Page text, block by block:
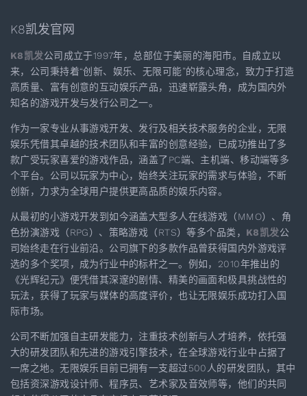
K8凯发官网
K8凯发公司成立于1997年，总部位于美丽的海阳市。自成立以
来，公司秉持着“创新、娱乐、无限可能”的核心理念，致力于打造
高质量、富有创意的互动娱乐产品，迅速崭露头角，成为国内外
知名的游戏开发与发行公司之一。
作为一家专业从事游戏开发、发行及相关技术服务的企业，无限
娱乐凭借其卓越的技术团队和丰富的创意经验，已成功推出了多
款广受玩家喜爱的游戏作品，涵盖了PC端、主机端、移动端等多
个平台。公司以玩家为中心，始终关注玩家的需求与体验，不断
创新，力求为全球用户提供更高品质的娱乐内容。
从最初的小游戏开发到如今涵盖大型多人在线游戏（MMO）、角
色扮演游戏（RPG）、策略游戏（RTS）等多个品类， K8凯发公
司始终走在行业前沿。公司旗下的多款作品曾获得国内外游戏评
选的多个奖项，成为行业中的标杆之一。例如，2010年推出的
《光辉纪元》便凭借其深邃的剧情、精美的画面和极具挑战性的
玩法，获得了玩家与媒体的高度评价，也让无限娱乐成功打入国
际市场。
公司不断加强自主研发能力，注重技术创新与人才培养，依托强
大的研发团队和先进的游戏引擎技术，在全球游戏行业中占据了
一席之地。无限娱乐目前已拥有一支超过500人的研发团队，其中
包括资深游戏设计师、程序员、艺术家及音效师等，他们的共同